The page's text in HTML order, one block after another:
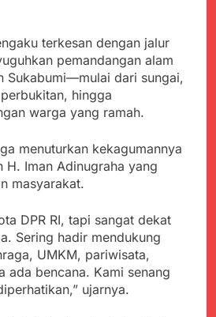
terkesan dengan jalur
pemandangan alam
Sukabumi—mulai dari sungai,
hingga
warga yang ramah.
menuturkan kekagumannya
H. Iman Adinugraha yang
masyarakat.
DPR RI, tapi sangat dekat
Sering hadir mendukung
UMKM, pariwisata,
ada bencana. Kami senang
ujarnya.